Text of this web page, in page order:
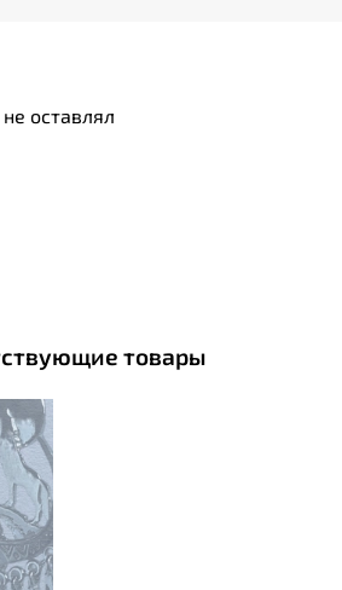
оставлял
товары